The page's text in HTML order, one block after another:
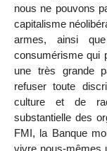
nous ne pouvons
capitalisme
armes, ainsi
consumérisme qui
une très grande
refuser toute
culture et de
substantielle des
FMI, la Banque